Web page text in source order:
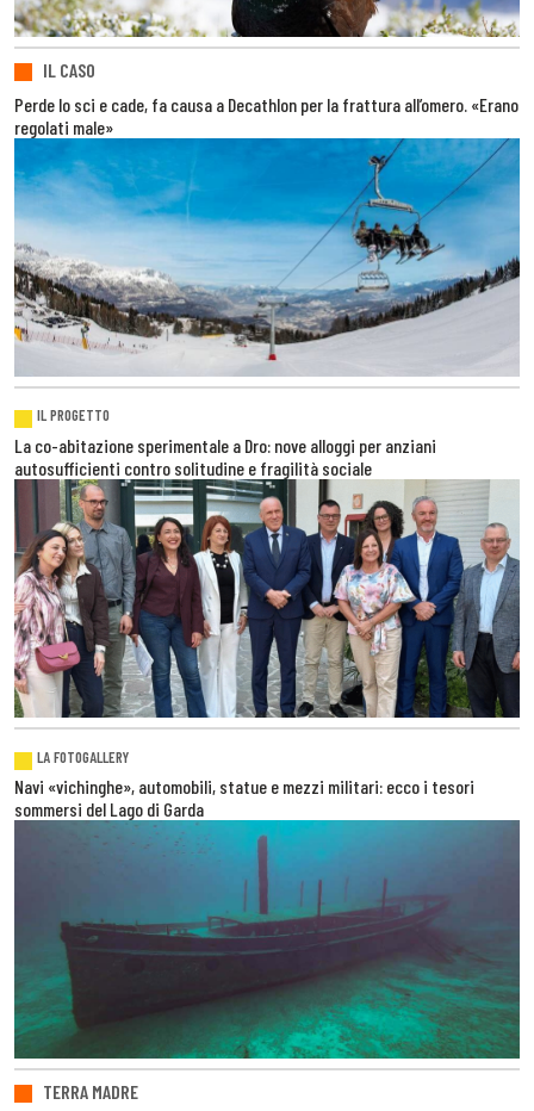
IL CASO
Perde lo sci e cade, fa causa a Decathlon per la frattura all’omero. «Erano
regolati male»
IL PROGETTO
La co-abitazione sperimentale a Dro: nove alloggi per anziani
autosufficienti contro solitudine e fragilità sociale
LA FOTOGALLERY
Navi «vichinghe», automobili, statue e mezzi militari: ecco i tesori
sommersi del Lago di Garda
TERRA MADRE